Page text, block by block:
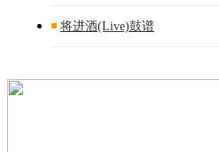
将进酒(Live)鼓谱